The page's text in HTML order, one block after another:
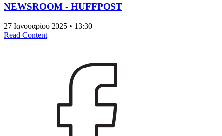
NEWSROOM - HUFFPOST
27 Ιανουαρίου 2025 • 13:30
Read Content